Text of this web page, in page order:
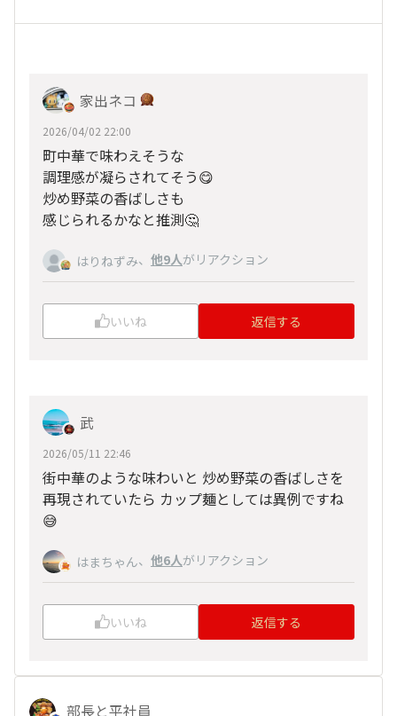
家出ネコ
2026/04/02 22:00
町中華で味わえそうな
調理感が凝らされてそう😋
炒め野菜の香ばしさも
感じられるかなと推測🤔
はりねずみ、 他9人がリアクション
いいね 返信する
武
2026/05/11 22:46
街中華のような味わいと 炒め野菜の香ばしさを
再現されていたら カップ麺としては異例ですね
😅
はまちゃん、 他6人がリアクション
いいね 返信する
部長と平社員